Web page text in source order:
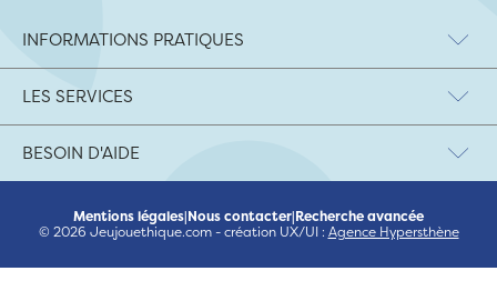
INFORMATIONS PRATIQUES
LES SERVICES
BESOIN D'AIDE
Mentions légales|Nous contacter|Recherche avancée
© 2026 Jeujouethique.com - création UX/UI : Agence Hypersthène